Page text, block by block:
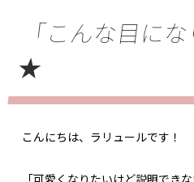
「こんな目に
★
こんにちは、ラリュールです！